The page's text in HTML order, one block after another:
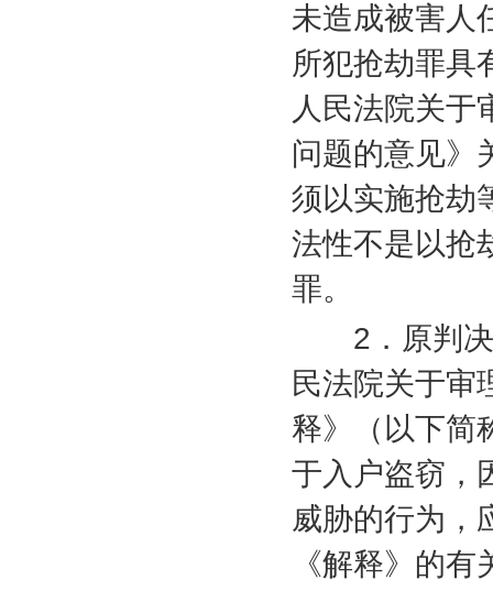
未造成被害人
所犯抢劫罪具
人民法院关于
问题的意见》
须以实施抢劫
法性不是以抢
罪。
2 ．原判
民法院关于审
释》（以下简
于入户盗窃，
威胁的行为，
《解释》的